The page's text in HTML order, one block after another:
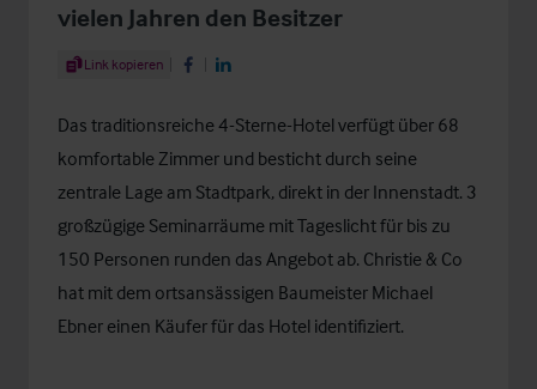
vielen Jahren den Besitzer
Share Article
Link kopieren Share on Facebook
Share on LinkedIn
Das traditionsreiche 4-Sterne-Hotel verfügt über 68
komfortable Zimmer und besticht durch seine
zentrale Lage am Stadtpark, direkt in der Innenstadt. 3
großzügige Seminarräume mit Tageslicht für bis zu
150 Personen runden das Angebot ab. Christie & Co
hat mit dem ortsansässigen Baumeister Michael
Ebner einen Käufer für das Hotel identifiziert.